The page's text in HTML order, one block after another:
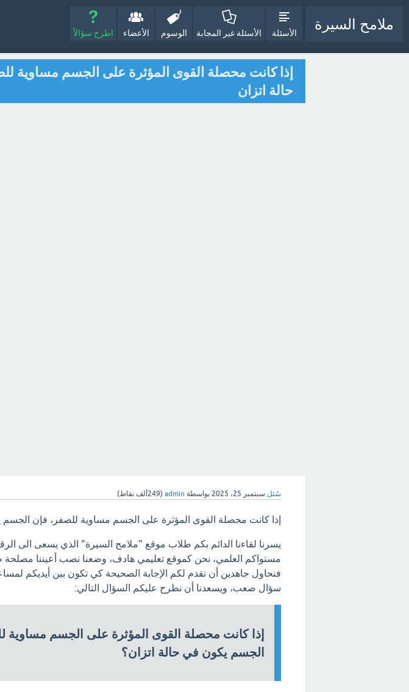
ملامح السيرة
الأسئلة الأسئلة غير المجابة الوسوم الأعضاء اطرح سؤالاً
إذا كانت محصلة القوى المؤثرة على الجسم مساوية
حالة اتزان
سُئل سبتمبر 25، 2025 بواسطة admin
(249ألف نقاط)
إذا كانت محصلة القوى المؤثرة على الجسم مساوية للصفر، فإن الجسم
يسرنا لقاءنا الدائم بكم طلاب موقع "ملامح السيرة" الذي يسعى الى
مستواكم العلمي، نحن كموقع تعليمي هادف، وضعنا نصب أعيننا مصلحة
فنحاول جاهدين أن نقدم لكم الإجابة الصحيحة كي تكون بين أيديكم
سؤال صعب، ويسعدنا أن نطرح عليكم السؤال التالي:
إذا كانت محصلة القوى المؤثرة على الجسم مساوية
الجسم يكون في حالة اتزان؟